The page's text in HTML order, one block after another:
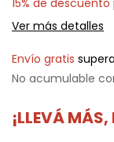
15% de descuento
Ver más detalles
Envío gratis
No acumulable
¡LLEVÁ